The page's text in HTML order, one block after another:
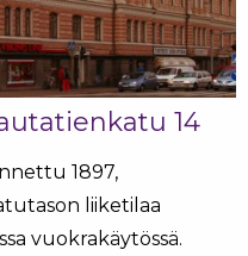
14
1897,
liiketilaa
vuokrakäytössä.